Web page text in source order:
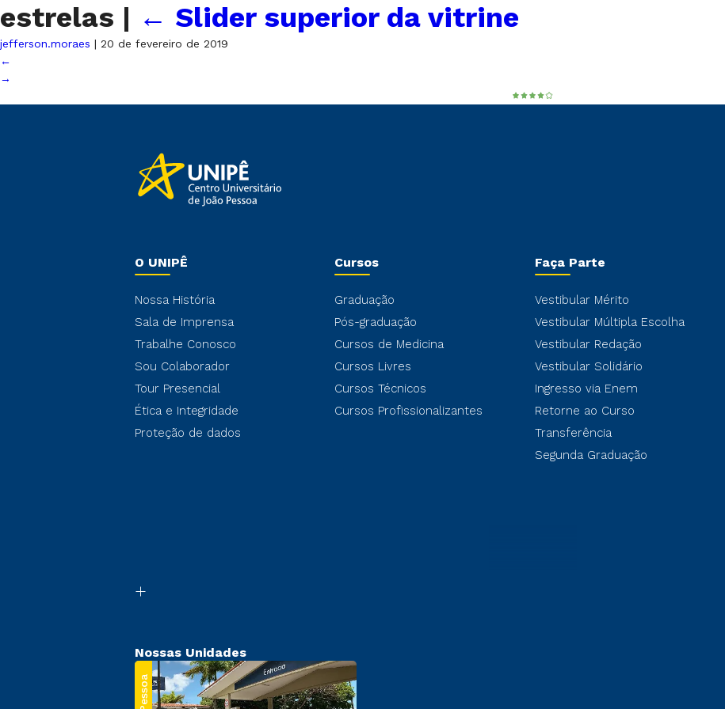
estrelas | ← Slider superior da vitrine
jefferson.moraes | 20 de fevereiro de 2019
←
→
O UNIPÊ
Nossa História
Sala de Imprensa
Trabalhe Conosco
Sou Colaborador
Tour Presencial
Ética e Integridade
Proteção de dados
Cursos
Graduação
Pós-graduação
Cursos de Medicina
Cursos Livres
Cursos Técnicos
Cursos Profissionalizantes
Faça Parte
Vestibular Mérito
Vestibular Múltipla Escolha
Vestibular Redação
Vestibular Solidário
Ingresso via Enem
Retorne ao Curso
Transferência
Segunda Graduação
Nossas Unidades